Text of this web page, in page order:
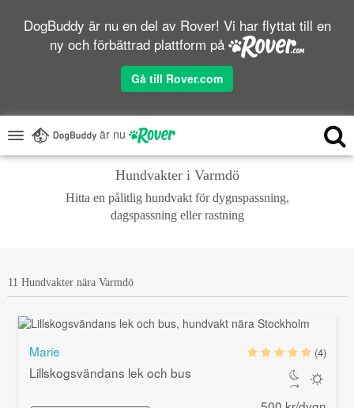
DogBuddy är nu en del av Rover! Vi har flyttat till en
ny och förbättrad plattform på
Gå till Rover.com
är nu
Hundvakter i Varmdö
Hitta en pålitlig hundvakt för dygnspassning,
dagspassning eller rastning
11 Hundvakter nära Varmdö
Marie
Lillskogsvändans lek och bus
(4)